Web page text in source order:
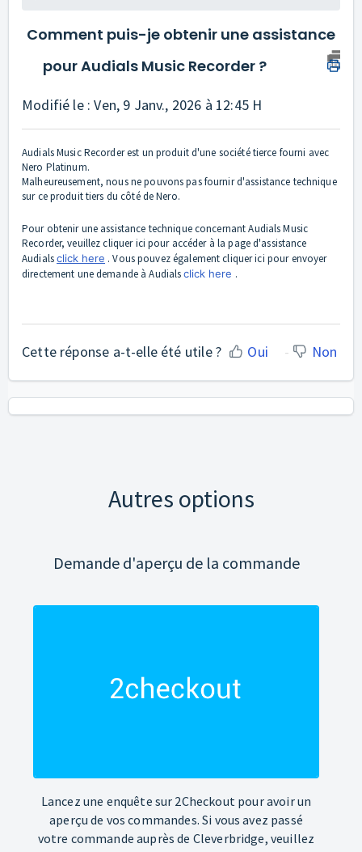
Comment puis-je obtenir une assistance
pour Audials Music Recorder ?
Modifié le : Ven, 9 Janv., 2026 à 12:45 H
Audials Music Recorder est un produit d'une société tierce fourni avec
Nero Platinum.
Malheureusement, nous ne pouvons pas fournir d'assistance technique
sur ce produit tiers du côté de Nero.
Pour obtenir une assistance technique concernant Audials Music
Recorder, veuillez cliquer ici pour accéder à la page d'assistance
Audialsclick here . Vous pouvez également cliquer ici pour envoyer
directement une demande à Audialsclick here .
Cette réponse a-t-elle été utile ? Oui Non
Autres options
Demande d'aperçu de la commande
Lancez une enquête sur 2Checkout pour avoir un
aperçu de vos commandes. Si vous avez passé
votre commande auprès de Cleverbridge, veuillez